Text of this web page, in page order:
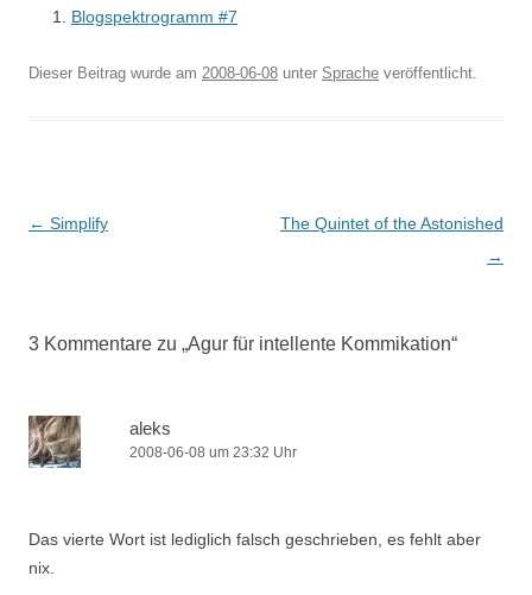
Blogspektrogramm #7
Dieser Beitrag wurde am 2008-06-08 unter Sprache veröffentlicht.
Beitragsnavigation
← Simplify
The Quintet of the Astonished
→
3 Kommentare zu „Agur für intellente Kommikation“
aleks
2008-06-08 um 23:32 Uhr
Das vierte Wort ist lediglich falsch geschrieben, es fehlt aber
nix.